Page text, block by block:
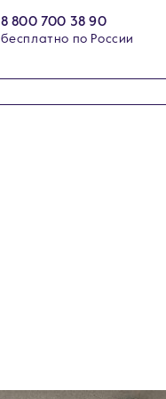
8 800 700 38 90
бесплатно по России